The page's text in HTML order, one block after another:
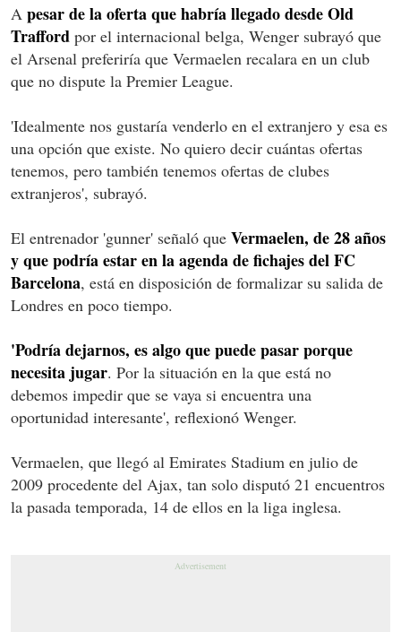
A pesar de la oferta que habría llegado desde Old
Trafford por el internacional belga, Wenger subrayó que
el Arsenal preferiría que Vermaelen recalara en un club
que no dispute la Premier League.
'Idealmente nos gustaría venderlo en el extranjero y esa es
una opción que existe. No quiero decir cuántas ofertas
tenemos, pero también tenemos ofertas de clubes
extranjeros', subrayó.
El entrenador 'gunner' señaló que Vermaelen, de 28 años
y que podría estar en la agenda de fichajes del FC
Barcelona, está en disposición de formalizar su salida de
Londres en poco tiempo.
'Podría dejarnos, es algo que puede pasar porque
necesita jugar. Por la situación en la que está no
debemos impedir que se vaya si encuentra una
oportunidad interesante', reflexionó Wenger.
Vermaelen, que llegó al Emirates Stadium en julio de
2009 procedente del Ajax, tan solo disputó 21 encuentros
la pasada temporada, 14 de ellos en la liga inglesa.